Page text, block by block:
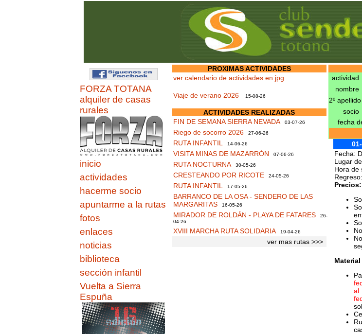
FORZA TOTANA
alquiler de casas
rurales
inicio
actividades
hacerme socio
apuntarme a la rutas
fotos
enlaces
noticias
biblioteca
sección infantil
Vuelta a Sierra
Espuña
PROXIMAS ACTIVIDADES
ver calendario de actividades en jpg
Viaje de verano 2026 15-08-26
ACTIVIDADES REALIZADAS
FIN DE SEMANA SIERRA NEVADA 03-07-26
Riego de socorro 2026 27-06-26
RUTA INFANTIL 14-06-26
VISITA MINAS DE MAZARRÓN 07-06-26
RUTA NOCTURNA 30-05-26
CRESTEANDO POR RICOTE 24-05-26
RUTA INFANTIL 17-05-26
BARRANCO DE LA OSA - SENDERO DE LAS
MARGARITAS 16-05-26
MIRADOR DE ROLDÁN - PLAYA DE FATARES 26-
04-26
XVIII MARCHA RUTA SOLIDARIA 19-04-26
ver mas rutas >>>
actividad
nombre
2º apellido
socio
fecha
Fecha:
Lugar
Hora de
Precios:
al